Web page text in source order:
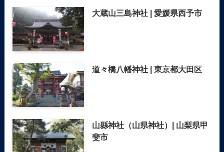
大蔵山三島神社 | 愛媛県西予市
道々橋八幡神社 | 東京都大田区
山縣神社（山県神社）| 山梨県甲
斐市